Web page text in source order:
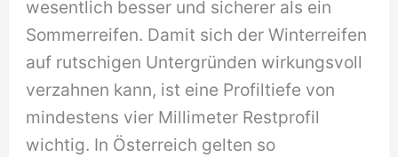
wesentlich besser und sicherer als ein
Sommerreifen. Damit sich der Winterreifen
auf rutschigen Untergründen wirkungsvoll
verzahnen kann, ist eine Profiltiefe von
mindestens vier Millimeter Restprofil
wichtig. In Österreich gelten so